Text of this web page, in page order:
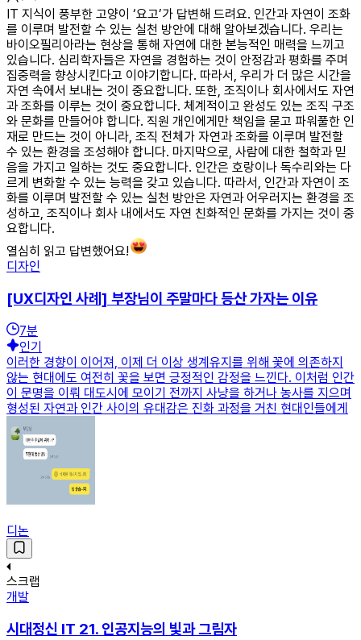
IT 지식이 풍부한 고양이 ‘요고’가 답변해 드려요. 인간과 자연이 조화
를 이루며 발전할 수 있는 실천 방안에 대해 알아보겠습니다. 우리는
바이오필리아라는 현상을 통해 자연에 대한 본능적인 매력을 느끼고
있습니다. 심리학자들은 자연을 경험하는 것이 안정감과 평화를 주며
집중력을 향상시킨다고 이야기합니다. 따라서, 우리가 더 많은 시간을
자연 속에서 보내는 것이 중요합니다. 또한, 조직이나 회사에서도 자연
과 조화를 이루는 것이 중요합니다. 체계적이고 완성도 있는 조직 구조
와 문화를 만들어야 합니다. 직원 개인에게만 책임을 묻고 파워풀한 인
재로 만드는 것이 아니라, 조직 전체가 자연과 조화를 이루며 발전할
수 있는 환경을 조성해야 합니다. 마지막으로, 사람에 대한 철학과 믿
음을 가지고 일하는 것도 중요합니다. 인간은 호랑이나 독수리와는 다
르게 변화할 수 있는 능력을 갖고 있습니다. 따라서, 인간과 자연이 조
화를 이루며 발전할 수 있는 실천 방안은 자연과 어우러지는 환경을 조
성하고, 조직이나 회사 내에서도 자연 친화적인 문화를 가지는 것이 중
요합니다.
열심히 읽고 답변했어요!
디자인
[UX디자인 사례] 부장님이 주말마다 등산 가자는 이유
7분
인기
이러한 경향이 이어져, 이제 더 이상 생계유지를 위해 꽃에 의존하지
않는 현대에도 여전히 꽃을 보면 긍정적인 감정을 느낀다. 이처럼 인간
이 문명을 이뤄 대도시에 모이기 전까지 사냥을 하거나 농사를 지으며
형성된 자연과 인간 사이의 유대감은 진화 과정을 거친 현대인들에게
디논
스크랩
개발
시대정신 IT 21. 인공지능의 빛과 그림자